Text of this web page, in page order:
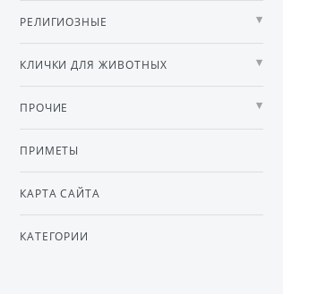
РЕЛИГИОЗНЫЕ
КЛИЧКИ ДЛЯ ЖИВОТНЫХ
ПРОЧИЕ
ПРИМЕТЫ
КАРТА САЙТА
КАТЕГОРИИ